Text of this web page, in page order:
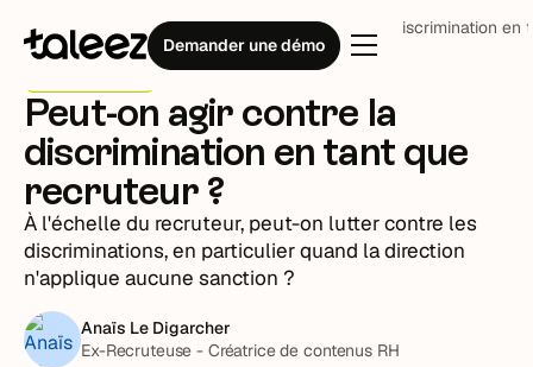
Demander une démo
Blog Stratégie RH Peut-on agir contre la discrimination en
Peut-on agir contre la
discrimination en tant que
recruteur ?
À l'échelle du recruteur, peut-on lutter contre les
discriminations, en particulier quand la direction
n'applique aucune sanction ?
Anaïs Le Digarcher
Ex-Recruteuse - Créatrice de contenus RH